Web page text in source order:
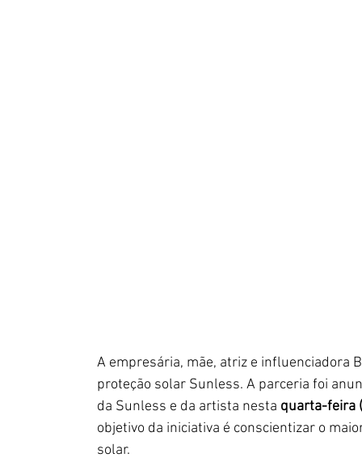
A empresária, mãe, atriz e influenciadora
proteção solar Sunless. A parceria foi
da Sunless e da artista nesta quarta-feira
objetivo da iniciativa é conscientizar o
solar.